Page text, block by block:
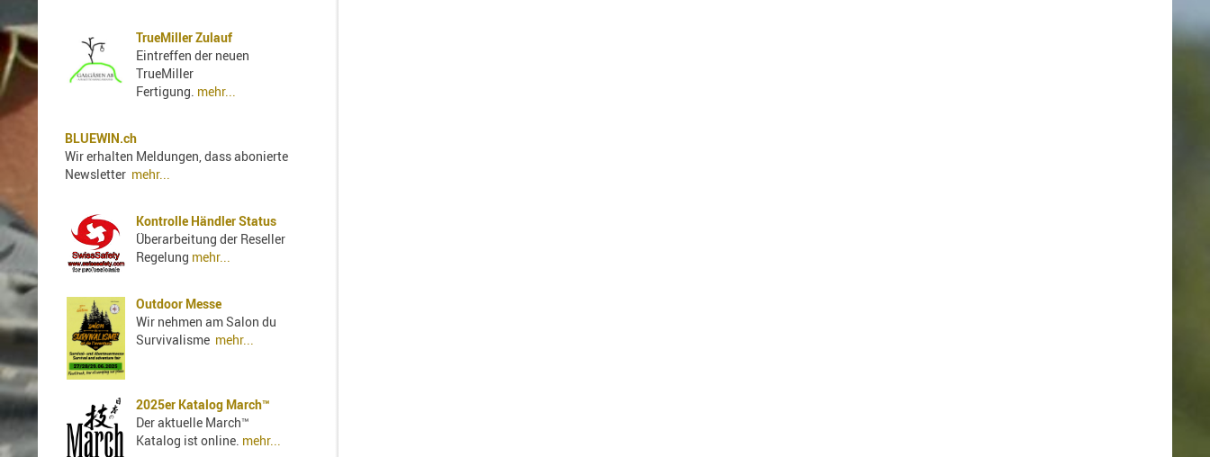
TrueMiller Zulauf
Eintreffen der neuen
TrueMiller
Fertigung. mehr...
BLUEWIN.ch
Wir erhalten Meldungen, dass abonierte
Newsletter mehr...
Kontrolle Händler Status
Überarbeitung der Reseller
Regelung mehr...
Outdoor Messe
Wir nehmen am Salon du
Survivalisme mehr...
2025er Katalog March™
Der aktuelle March™
Katalog ist online. mehr...